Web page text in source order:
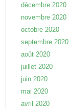
décembre 2020
novembre 2020
octobre 2020
septembre 2020
août 2020
juillet 2020
juin 2020
mai 2020
avril 2020